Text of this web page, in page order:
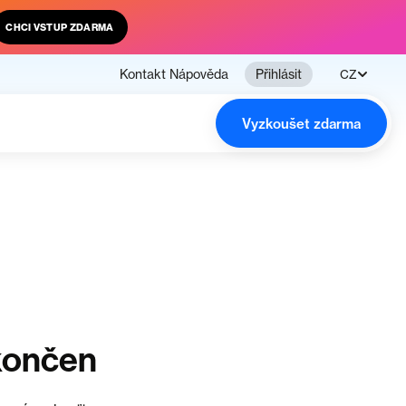
CHCI VSTUP ZDARMA
Kontakt Nápověda Přihlásit CZ
Vyzkoušet zdarma